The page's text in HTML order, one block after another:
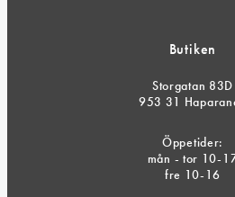
Butiken
Storgatan 83D
953 31
Öppetider:
mån - tor 10-
fre 10-16